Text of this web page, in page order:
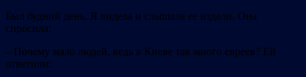
Был будний день. Я видела и слышала ее издали. Она
спросила:
– Почему мало людей, ведь в Киеве так много евреев? Ей
ответили: